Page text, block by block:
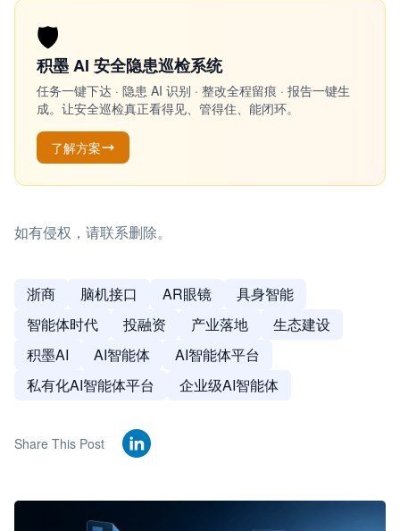
🛡️
积墨 AI 安全隐患巡检系统
任务一键下达 · 隐患 AI 识别 · 整改全程留痕 · 报告一键生
成。让安全巡检真正看得见、管得住、能闭环。
了解方案
如有侵权，请联系删除。
浙商 脑机接口 AR眼镜
具身智能
智能体时代
投融资 产业落地
生态建设
积墨AI
AI智能体
AI智能体平台
私有化AI智能体平台
企业级AI智能体
Share This Post